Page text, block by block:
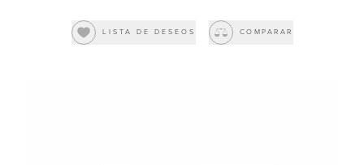
LISTA DE DESEOS COMPARAR